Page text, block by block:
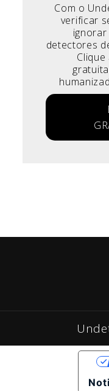
Com o
verificar
detectores